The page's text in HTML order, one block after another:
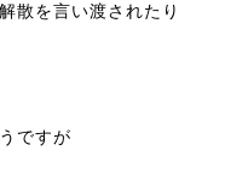
散を言い渡されたり
ですが